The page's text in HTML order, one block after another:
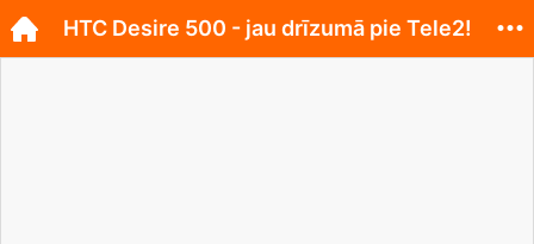
HTC Desire 500 - jau drīzumā pie Tele2!